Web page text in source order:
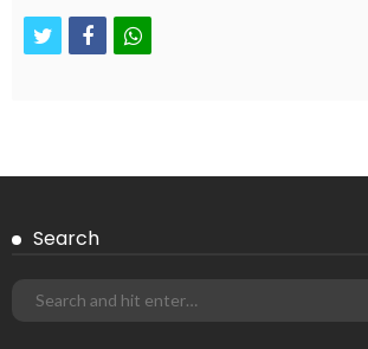
twitterfacebookwhatsapp
Search